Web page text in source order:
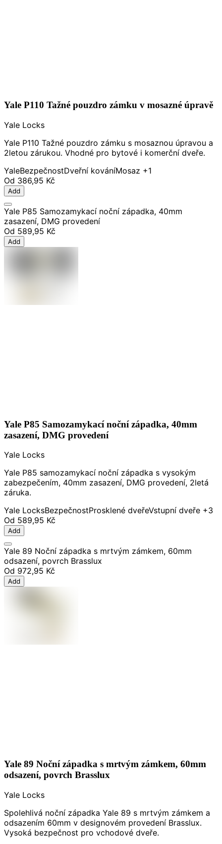
Yale P110 Tažné pouzdro zámku v mosazné úpravě
Yale Locks
Yale P110 Tažné pouzdro zámku s mosaznou úpravou a
2letou zárukou. Vhodné pro bytové i komerční dveře.
YaleBezpečnostDveřní kováníMosaz +1
Od 386,95 Kč
Add
Yale P85 Samozamykací noční západka, 40mm
zasazení, DMG provedení
Od 589,95 Kč
Add
Yale P85 Samozamykací noční západka, 40mm
zasazení, DMG provedení
Yale Locks
Yale P85 samozamykací noční západka s vysokým
zabezpečením, 40mm zasazení, DMG provedení, 2letá
záruka.
Yale LocksBezpečnostProsklené dveřeVstupní dveře +3
Od 589,95 Kč
Add
Yale 89 Noční západka s mrtvým zámkem, 60mm
odsazení, povrch Brasslux
Od 972,95 Kč
Add
Yale 89 Noční západka s mrtvým zámkem, 60mm
odsazení, povrch Brasslux
Yale Locks
Spolehlivá noční západka Yale 89 s mrtvým zámkem a
odsazením 60mm v designovém provedení Brasslux.
Vysoká bezpečnost pro vchodové dveře.